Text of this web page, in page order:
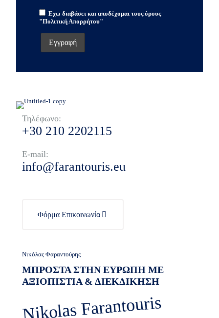
Εχω διαβάσει και αποδέχομαι τους όρους
"Πολιτική Απορρήτου"
Τηλέφωνο:
+30 210 2202115
E-mail:
info@farantouris.eu
Φόρμα Επικοινωνία
Νικόλας Φαραντούρης
ΜΠΡΟΣΤΑ ΣΤΗΝ ΕΥΡΩΠΗ ΜΕ
ΑΞΙΟΠΙΣΤΙΑ & ΔΙΕΚΔΙΚΗΣΗ
Nikolas Farantouris